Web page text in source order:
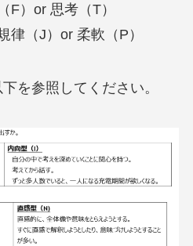
）or 思考（T）
（J）or 柔軟（P）
下を参照してください。